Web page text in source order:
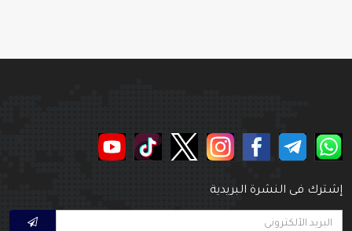
إشترك فى النشرة البريدية